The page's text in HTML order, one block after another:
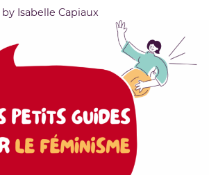
by Isabelle Capiaux